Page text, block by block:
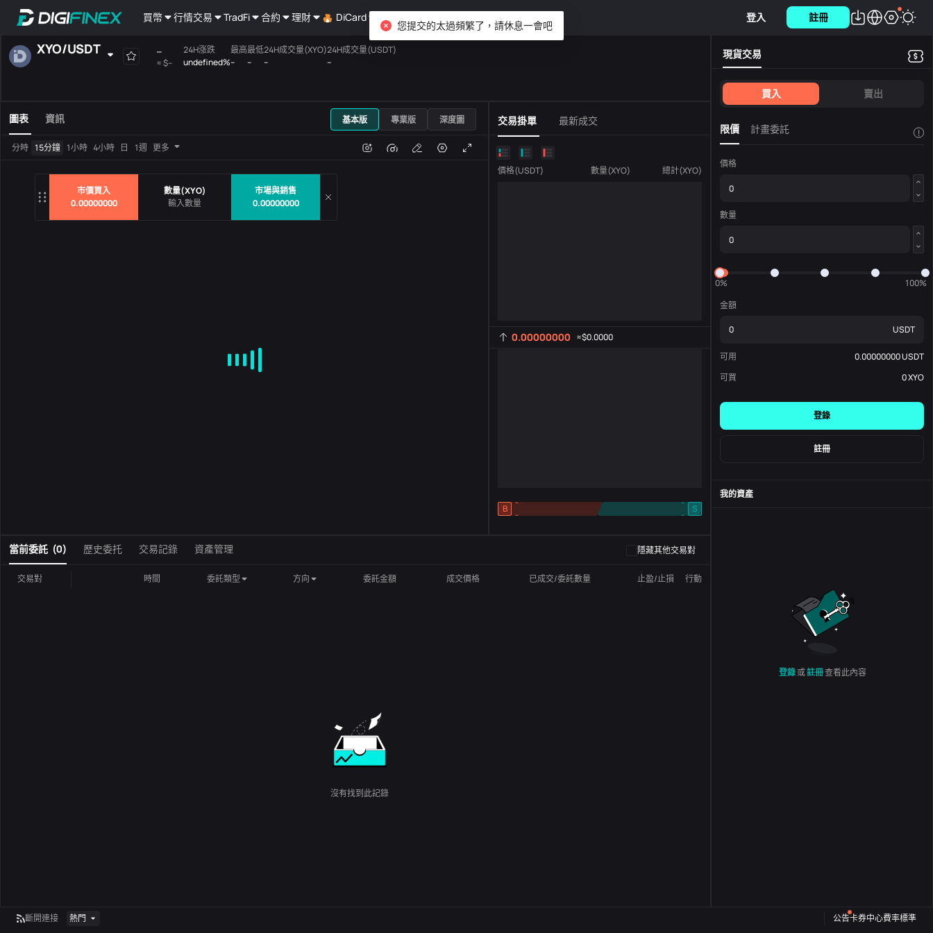
買幣 行情交易 TradFi 合約 理財 DiCard 探索 登入 註冊
市價買入
0.00000000
數量(XYO)
市場與銷售
0.00000000
XYO/USDT --
≈$--
24H涨跌
undefined%
最高
--
最低
--
24H成交量(XYO)
--
24H成交量(USDT)
--
全部 Mainboard USDT
交易對 成交量
圖表 資訊 基本版 專業版 深度圖
分時 15分鐘 1小時 4小時 日 1週 更多
交易掛單 最新成交
價格(USDT) 數量(XYO) 總計(XYO)
0.00000000 ≈$0.0000
B
-
-
S
-
-
當前委託 (0) 歷史委托 交易記錄 資產管理 隱藏其他交易對
交易對 時間 委託類型 方向 委託金額 成交價格 已成交/委託數量 止盈/止損 行動
沒有找到此記錄
現貨交易
買入 賣出
限價 計畫委託 !
價格
數量
0%
100%
金額
USDT
可用 0.00000000USDT
可買
0XYO
登錄
註冊
我的資產
登錄或註冊查看此內容
斷開連接 熱門 公告卡券中心費率標準
您提交的太過頻繁了，請休息一會吧